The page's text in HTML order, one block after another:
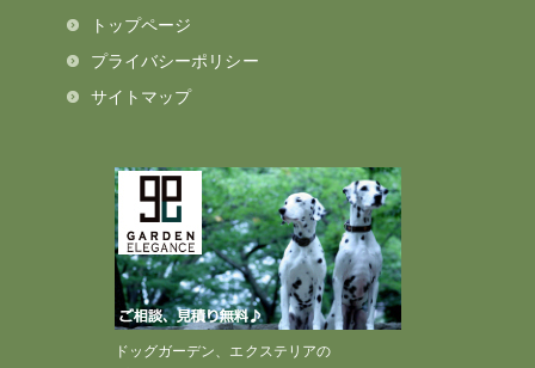
トップページ
プライバシーポリシー
サイトマップ
ドッグガーデン、エクステリアの